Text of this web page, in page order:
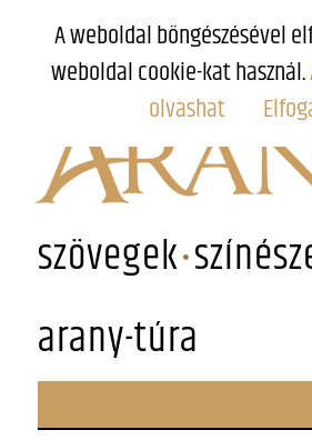
szövegek
arany-túra
A weboldal böngészésével
weboldal cookie-kat használ.
olvashat